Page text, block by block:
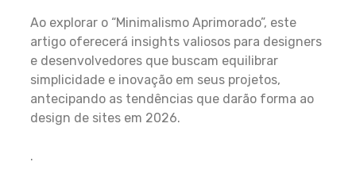
Ao explorar o “Minimalismo Aprimorado”, este
artigo oferecerá insights valiosos para designers
e desenvolvedores que buscam equilibrar
simplicidade e inovação em seus projetos,
antecipando as tendências que darão forma ao
design de sites em 2026.
.